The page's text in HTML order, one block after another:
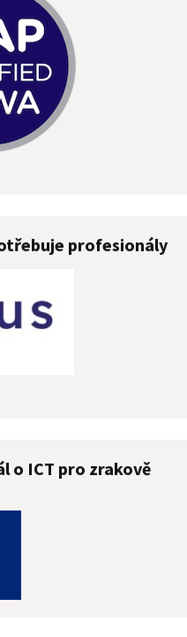
profesionály
o ICT pro zrakově